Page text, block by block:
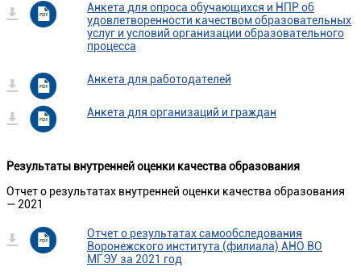
Анкета для опроса обучающихся и НПР об
удовлетворенности качеством образовательных
услуг и условий организации образовательного
процесса
Анкета для работодателей
Анкета для организаций и граждан
Результаты внутренней оценки качества образования
Отчет о результатах внутренней оценки качества образования
— 2021
Отчет о результатах самообследования
Воронежского института (филиала) АНО ВО
МГЭУ за 2021 год